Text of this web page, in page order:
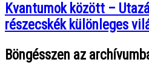
Kvantumok között –
részecskék különleges
Böngésszen az